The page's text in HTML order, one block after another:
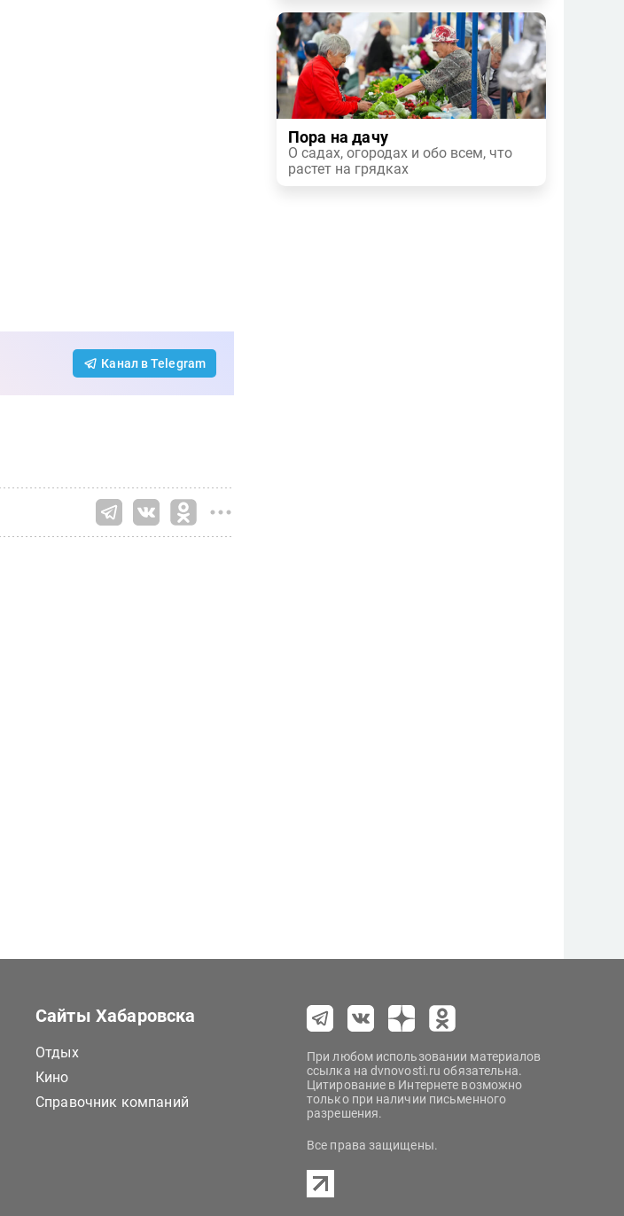
Канал в Telegram
Пора на дачу
О садах, огородах и обо всем, что
растет на грядках
Сайты Хабаровска
Отдых
Кино
Справочник компаний
При любом использовании материалов
ссылка на dvnovosti.ru обязательна.
Цитирование в Интернете возможно
только при наличии письменного
разрешения.
Все права защищены.